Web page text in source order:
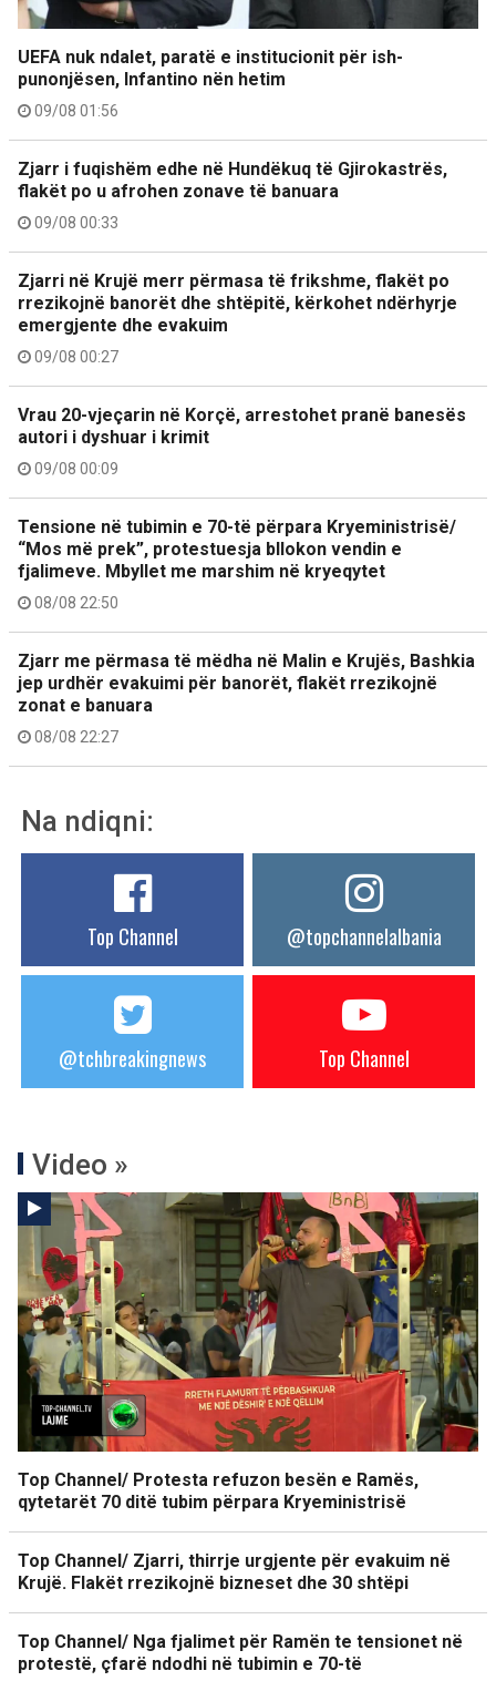
UEFA nuk ndalet, paratë e institucionit për ish-
punonjësen, Infantino nën hetim
09/08 01:56
Zjarr i fuqishëm edhe në Hundëkuq të Gjirokastrës,
flakët po u afrohen zonave të banuara
09/08 00:33
Zjarri në Krujë merr përmasa të frikshme, flakët po
rrezikojnë banorët dhe shtëpitë, kërkohet ndërhyrje
emergjente dhe evakuim
09/08 00:27
Vrau 20-vjeçarin në Korçë, arrestohet pranë banesës
autori i dyshuar i krimit
09/08 00:09
Tensione në tubimin e 70-të përpara Kryeministrisë/
“Mos më prek”, protestuesja bllokon vendin e
fjalimeve. Mbyllet me marshim në kryeqytet
08/08 22:50
Zjarr me përmasa të mëdha në Malin e Krujës, Bashkia
jep urdhër evakuimi për banorët, flakët rrezikojnë
zonat e banuara
08/08 22:27
Na ndiqni:
Top Channel @topchannelalbania
@tchbreakingnews Top Channel
Video »
Top Channel/ Protesta refuzon besën e Ramës,
qytetarët 70 ditë tubim përpara Kryeministrisë
Top Channel/ Zjarri, thirrje urgjente për evakuim në
Krujë. Flakët rrezikojnë bizneset dhe 30 shtëpi
Top Channel/ Nga fjalimet për Ramën te tensionet në
protestë, çfarë ndodhi në tubimin e 70-të